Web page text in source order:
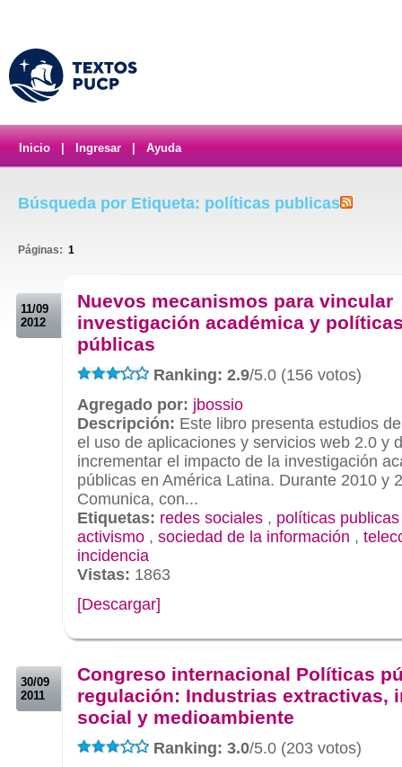
Inicio Ingresar Ayuda
Búsqueda por Etiqueta: políticas publicas
Páginas: 1
11/09
2012
Nuevos mecanismos para vincular
investigación académica y
públicas
Ranking: 2.9/5.0 (156 votos)
Agregado por: jbossio
Descripción: Este libro presenta estudios
el uso de aplicaciones y servicios web 2.0 y
incrementar el impacto de la investigación
públicas en América Latina. Durante 2010 y
Comunica, con...
Etiquetas: redes sociales , políticas publicas
activismo , sociedad de la información ,
incidencia
Vistas: 1863
[Descargar]
30/09
2011
Congreso internacional Políticas
regulación: Industrias extractivas,
social y medioambiente
Ranking: 3.0/5.0 (203 votos)